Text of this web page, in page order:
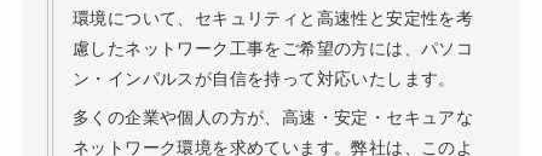
環境について、セキュリティと高速性と安定性を考
慮したネットワーク工事をご希望の方には、パソコ
ン・インパルスが自信を持って対応いたします。
多くの企業や個人の方が、高速・安定・セキュアな
ネットワーク環境を求めています。弊社は、このよ